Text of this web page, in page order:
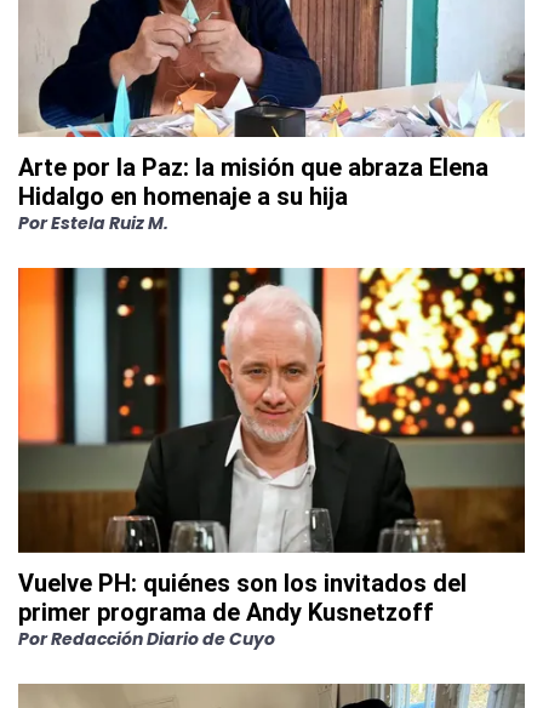
Arte por la Paz: la misión que abraza Elena
Hidalgo en homenaje a su hija
PorEstela Ruiz M.
Vuelve PH: quiénes son los invitados del
primer programa de Andy Kusnetzoff
PorRedacción Diario de Cuyo